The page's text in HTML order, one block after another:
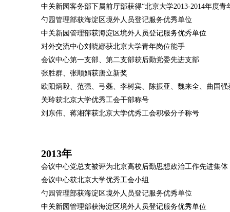
中关新园客务部下属前厅部获得“北京大学2013-2014年度青
勺园管理部获海淀区境外人员登记服务优秀单位
中关新园管理部获海淀区境外人员登记服务优秀单位
对外交流中心刘晓娜获北京大学青年岗位能手
会议中心第一支部、第二支部获后勤党委先进支部
张胜群、张顺娟获唐立新奖
欧阳炳毅、范强、弓磊、李树宾、陈振亚、魏来全、曲国
关玲获北京大学优秀工会干部称号
刘东伟、蒋湘萍获北京大学优秀工会积极分子称号
2013年
会议中心党总支被评为北京高校后勤思想政治工作先进集体
会议中心获北京大学优秀工会小组
勺园管理部获海淀区境外人员登记服务优秀单位
中关新园管理部获海淀区境外人员登记服务优秀单位